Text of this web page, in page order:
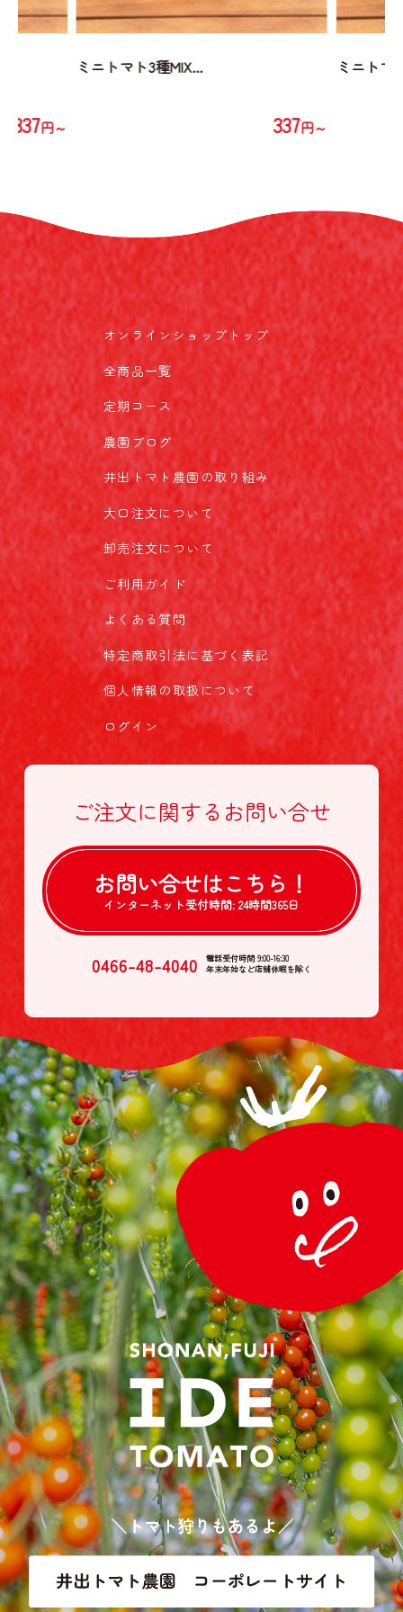
337円～
ミニトマト3種MIX...
337円～
ミニトマ
オンラインショップトップ
全商品一覧
定期コース
農園ブログ
井出トマト農園の取り組み
大口注文について
卸売注文について
ご利用ガイド
よくある質問
特定商取引法に基づく表記
個人情報の取扱について
ログイン
ご注文に関する お問い合せ
お問い合せはこちら！
インターネット受付時間: 24時間365日
0466-48-4040
電話受付時間 9:00-16:30
年末年始など店舗休暇を除く